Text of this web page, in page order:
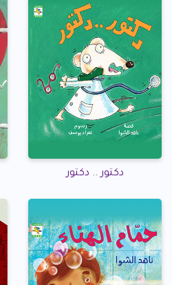
دكتور .. دكتور